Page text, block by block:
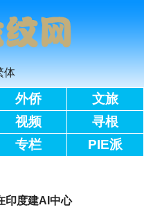
体
外侨
文旅
视频
寻根
专栏 PIE派
印度建AI中心